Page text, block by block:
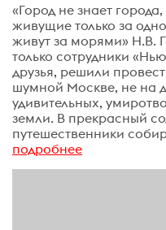
«Город не знает
живущие только за
живут за морями» Н.В.
только сотрудники
друзья, решили
шумной Москве, не на
удивительных,
земли. В прекрасный
путешественники
подробнее